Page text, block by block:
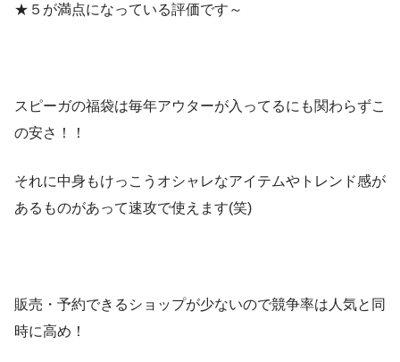
・ブラウス
・カットソー
★５が満点になっている評価です～
スピーガの福袋は毎年アウターが入ってるにも関わらずこ
の安さ！！
それに中身もけっこうオシャレなアイテムやトレンド感が
あるものがあって速攻で使えます(笑)
販売・予約できるショップが少ないので競争率は人気と同
時に高め！